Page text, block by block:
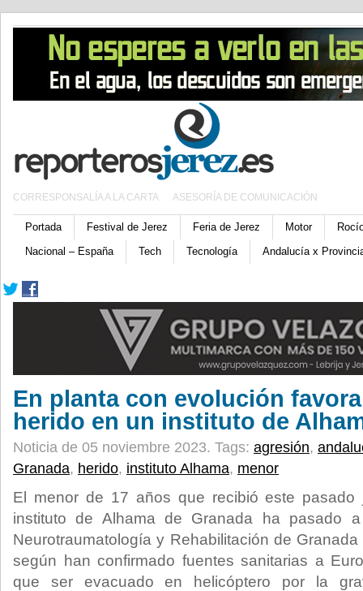
CORRESPONSALÍA A LA CARTA ASESORÍA DE COMUNICACIÓN
Portada Festival de Jerez Feria de Jerez Motor
Nacional – España
Tech Tecnología Andalucía x
En planta con evolución
herido en un instituto de
Noticia de 05 noviembre 2023. Tags: agresión,
Granada, herido, instituto Alhama, menor
El menor de 17 años que recibió este
instituto de Alhama de Granada ha pasado
Neurotraumatología y Rehabilitación de
según han confirmado fuentes sanitarias a
que ser evacuado en helicóptero por la